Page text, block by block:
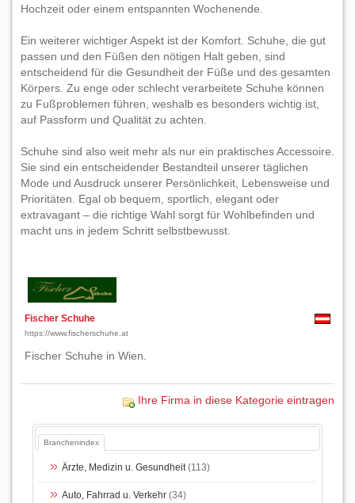
Hochzeit oder einem entspannten Wochenende.
Ein weiterer wichtiger Aspekt ist der Komfort. Schuhe, die gut
passen und den Füßen den nötigen Halt geben, sind
entscheidend für die Gesundheit der Füße und des gesamten
Körpers. Zu enge oder schlecht verarbeitete Schuhe können
zu Fußproblemen führen, weshalb es besonders wichtig ist,
auf Passform und Qualität zu achten.
Schuhe sind also weit mehr als nur ein praktisches Accessoire.
Sie sind ein entscheidender Bestandteil unserer täglichen
Mode und Ausdruck unserer Persönlichkeit, Lebensweise und
Prioritäten. Egal ob bequem, sportlich, elegant oder
extravagant – die richtige Wahl sorgt für Wohlbefinden und
macht uns in jedem Schritt selbstbewusst.
Fischer Schuhe
https://www.fischerschuhe.at
Fischer Schuhe in Wien.
Ihre Firma in diese Kategorie eintragen
Branchenindex
Ärzte, Medizin u. Gesundheit(113)
Auto, Fahrrad u. Verkehr (34)